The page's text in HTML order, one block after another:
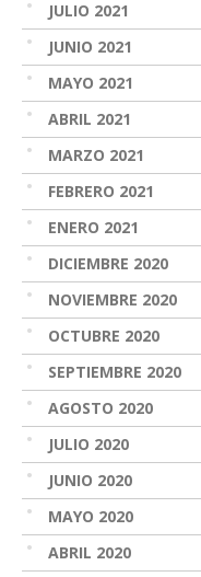
JULIO 2021
JUNIO 2021
MAYO 2021
ABRIL 2021
MARZO 2021
FEBRERO 2021
ENERO 2021
DICIEMBRE 2020
NOVIEMBRE 2020
OCTUBRE 2020
SEPTIEMBRE 2020
AGOSTO 2020
JULIO 2020
JUNIO 2020
MAYO 2020
ABRIL 2020